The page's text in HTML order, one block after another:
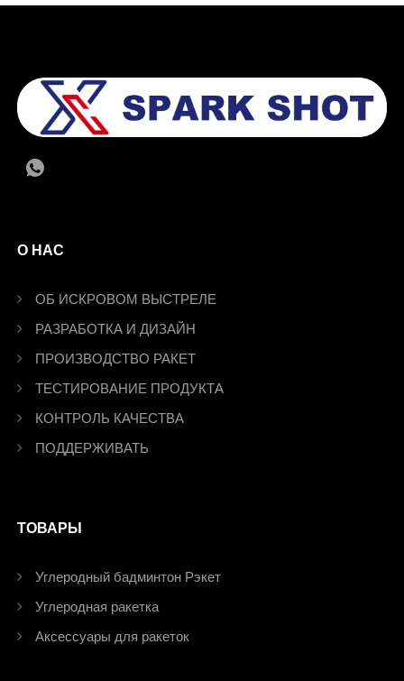
О НАС
ОБ ИСКРОВОМ ВЫСТРЕЛЕ
РАЗРАБОТКА И ДИЗАЙН
ПРОИЗВОДСТВО РАКЕТ
ТЕСТИРОВАНИЕ ПРОДУКТА
КОНТРОЛЬ КАЧЕСТВА
ПОДДЕРЖИВАТЬ
ТОВАРЫ
Углеродный бадминтон Рэкет
Углеродная ракетка
Аксессуары для ракеток